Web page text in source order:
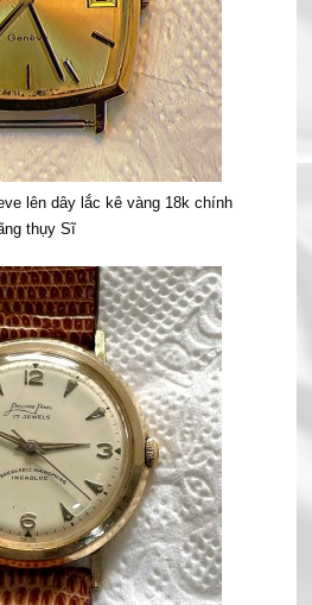
lên dây lắc kê vàng 18k chính
thụy Sĩ